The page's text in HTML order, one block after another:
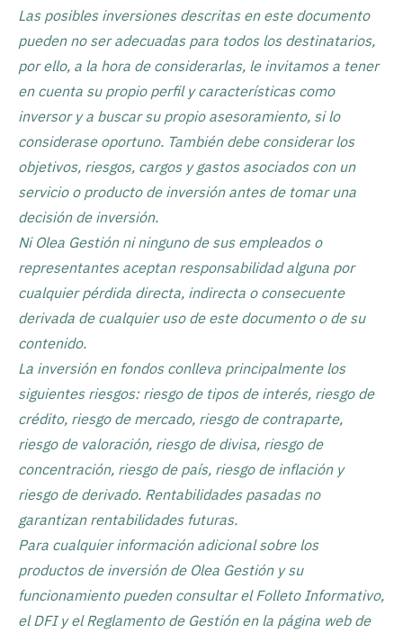
Las posibles inversiones descritas en este documento
pueden no ser adecuadas para todos los destinatarios,
por ello, a la hora de considerarlas, le invitamos a tener
en cuenta su propio perfil y características como
inversor y a buscar su propio asesoramiento, si lo
considerase oportuno. También debe considerar los
objetivos, riesgos, cargos y gastos asociados con un
servicio o producto de inversión antes de tomar una
decisión de inversión.
Ni Olea Gestión ni ninguno de sus empleados o
representantes aceptan responsabilidad alguna por
cualquier pérdida directa, indirecta o consecuente
derivada de cualquier uso de este documento o de su
contenido.
La inversión en fondos conlleva principalmente los
siguientes riesgos: riesgo de tipos de interés, riesgo de
crédito, riesgo de mercado, riesgo de contraparte,
riesgo de valoración, riesgo de divisa, riesgo de
concentración, riesgo de país, riesgo de inflación y
riesgo de derivado. Rentabilidades pasadas no
garantizan rentabilidades futuras.
Para cualquier información adicional sobre los
productos de inversión de Olea Gestión y su
funcionamiento pueden consultar el Folleto Informativo,
el DFI y el Reglamento de Gestión en la página web de